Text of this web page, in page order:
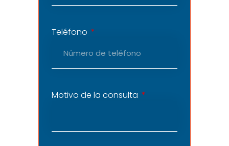
Teléfono
Motivo de la consulta